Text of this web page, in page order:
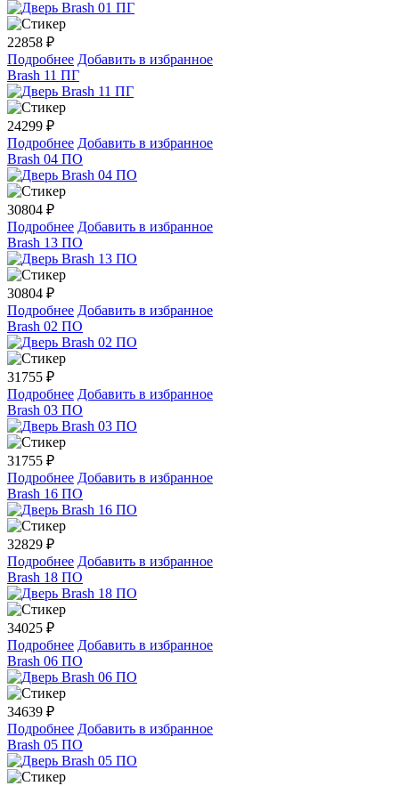
22858 ₽
Подробнее Добавить в избранное
Brash 11 ПГ
24299 ₽
Подробнее Добавить в избранное
Brash 04 ПО
30804 ₽
Подробнее Добавить в избранное
Brash 13 ПО
30804 ₽
Подробнее Добавить в избранное
Brash 02 ПО
31755 ₽
Подробнее Добавить в избранное
Brash 03 ПО
31755 ₽
Подробнее Добавить в избранное
Brash 16 ПО
32829 ₽
Подробнее Добавить в избранное
Brash 18 ПО
34025 ₽
Подробнее Добавить в избранное
Brash 06 ПО
34639 ₽
Подробнее Добавить в избранное
Brash 05 ПО